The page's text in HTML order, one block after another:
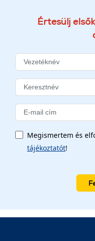
Értesülj
Megismertem és
tájékoztatót!